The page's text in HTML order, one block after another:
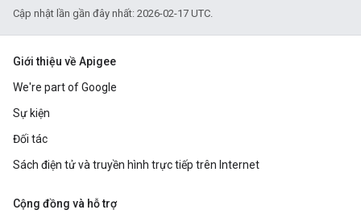
Cập nhật lần gần đây nhất: 2026-02-17 UTC.
Giới thiệu về Apigee
We're part of Google
Sự kiện
Đối tác
Sách điện tử và truyền hình trực tiếp trên Internet
Cộng đồng và hỗ trợ